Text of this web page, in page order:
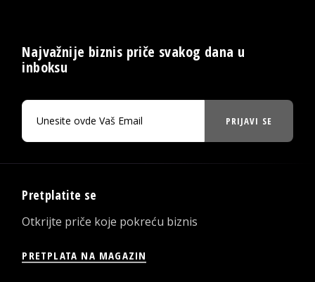
Najvažnije biznis priče svakog dana u
inboksu
PRIJAVI SE
Pretplatite se
Otkrijte priče koje pokreću biznis
PRETPLATA NA MAGAZIN